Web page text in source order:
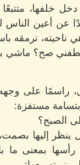
دخل خلفها،
عن أعين الناس
ناحيته، ترمقه
صح؟ ماشي
راسمًا على
مستفزة:
الصبح؟
ينظر إليها
بمعنى ما